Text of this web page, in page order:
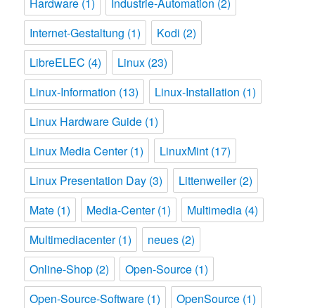
Internet-Gestaltung (1) Kodi (2)
LibreELEC (4) Linux (23)
Linux-Information (13) Linux-Installation (1)
Linux Hardware Guide (1)
Linux Media Center(1) LinuxMint (17)
Linux Presentation Day (3) Littenweiler(2)
Mate (1) Media-Center(1) Multimedia (4)
Multimediacenter(1) neues (2)
Online-Shop (2) Open-Source (1)
Open-Source-Software (1) OpenSource (1)